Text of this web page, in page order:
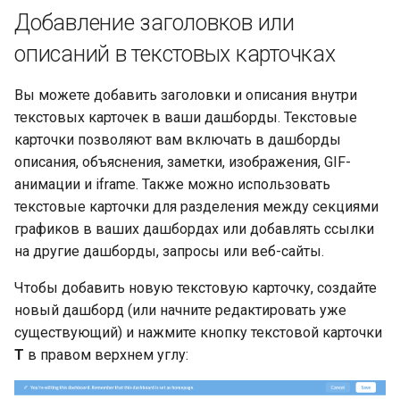
Добавление заголовков или
описаний в текстовых карточках
Вы можете добавить заголовки и описания внутри
текстовых карточек в ваши дашборды. Текстовые
карточки позволяют вам включать в дашборды
описания, объяснения, заметки, изображения, GIF-
анимации и iframe. Также можно использовать
текстовые карточки для разделения между секциями
графиков в ваших дашбордах или добавлять ссылки
на другие дашборды, запросы или веб-сайты.
Чтобы добавить новую текстовую карточку, создайте
новый дашборд (или начните редактировать уже
существующий) и нажмите кнопку текстовой карточки
Т в правом верхнем углу: